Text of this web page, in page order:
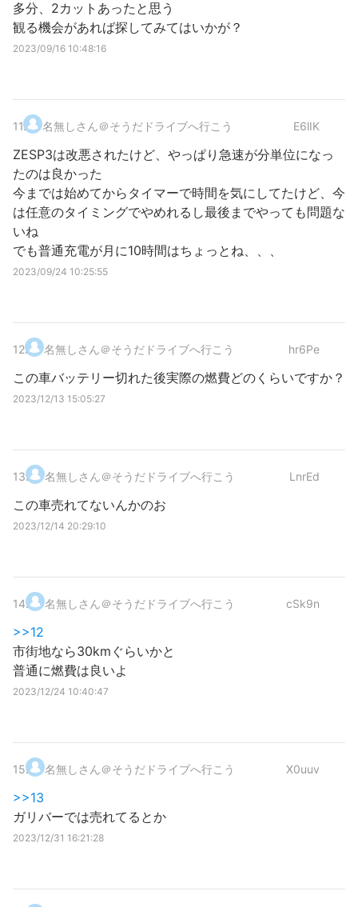
多分、2カットあったと思う
観る機会があれば探してみてはいかが？
2023/09/16 10:48:16
11. 名無しさん＠そうだドライブへ行こう E6lIK
ZESP3は改悪されたけど、やっぱり急速が分単位になっ
たのは良かった
今までは始めてからタイマーで時間を気にしてたけど、今
は任意のタイミングでやめれるし最後までやっても問題な
いね
でも普通充電が月に10時間はちょっとね、、、
2023/09/24 10:25:55
12. 名無しさん＠そうだドライブへ行こう hr6Pe
この車バッテリー切れた後実際の燃費どのくらいですか？
2023/12/13 15:05:27
13. 名無しさん＠そうだドライブへ行こう LnrEd
この車売れてないんかのお
2023/12/14 20:29:10
14. 名無しさん＠そうだドライブへ行こう cSk9n
>>12
市街地なら30kmぐらいかと
普通に燃費は良いよ
2023/12/24 10:40:47
15. 名無しさん＠そうだドライブへ行こう X0uuv
>>13
ガリバーでは売れてるとか
2023/12/31 16:21:28